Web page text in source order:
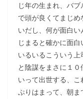
じ年の生まれ、バ
で頭が良くてまじ
いだし、何が面白
じまると確かに面白
いるいるこういう
と陰謀をまさに１
いって出世する、
ぷりはまって、朝ま